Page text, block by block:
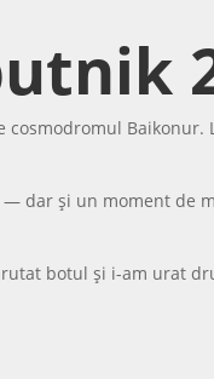
cosmodromul
dar și un moment
botul și i-am urat